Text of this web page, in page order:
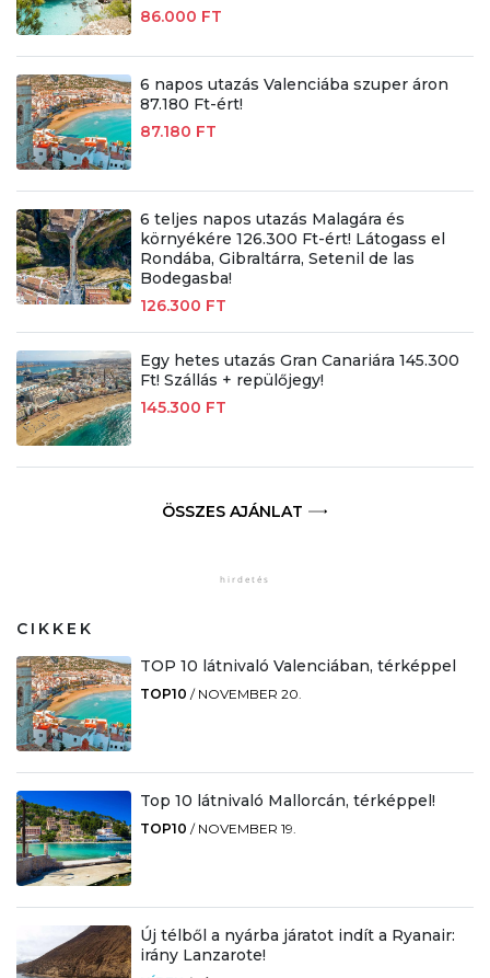
86.000 FT
6 napos utazás Valenciába szuper áron
87.180 Ft-ért!
87.180 FT
6 teljes napos utazás Malagára és
környékére 126.300 Ft-ért! Látogass el
Rondába, Gibraltárra, Setenil de las
Bodegasba!
126.300 FT
Egy hetes utazás Gran Canariára 145.300
Ft! Szállás + repülőjegy!
145.300 FT
ÖSSZES AJÁNLAT
CIKKEK
TOP 10 látnivaló Valenciában, térképpel
TOP10 / NOVEMBER 20.
Top 10 látnivaló Mallorcán, térképpel!
TOP10 / NOVEMBER 19.
Új télből a nyárba járatot indít a Ryanair:
irány Lanzarote!